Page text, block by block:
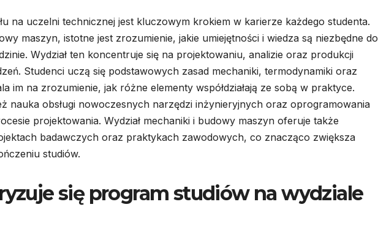
na uczelni technicznej jest kluczowym krokiem w karierze każdego studenta.
maszyn, istotne jest zrozumienie, jakie umiejętności i wiedza są niezbędne do
Wydział ten koncentruje się na projektowaniu, analizie oraz produkcji
Studenci uczą się podstawowych zasad mechaniki, termodynamiki oraz
im na zrozumienie, jak różne elementy współdziałają ze sobą w praktyce.
nauka obsługi nowoczesnych narzędzi inżynieryjnych oraz oprogramowania
projektowania. Wydział mechaniki i budowy maszyn oferuje także
badawczych oraz praktykach zawodowych, co znacząco zwiększa
studiów.
się program studiów na wydziale